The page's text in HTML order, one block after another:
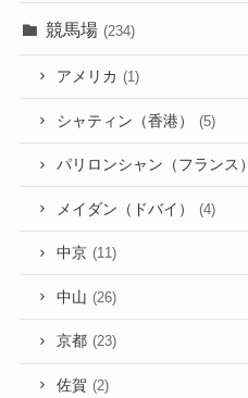
競馬場 (234)
アメリカ (1)
シャティン（香港） (5)
パリロンシャン（フランス）
メイダン（ドバイ） (4)
中京 (11)
中山 (26)
京都 (23)
佐賀 (2)